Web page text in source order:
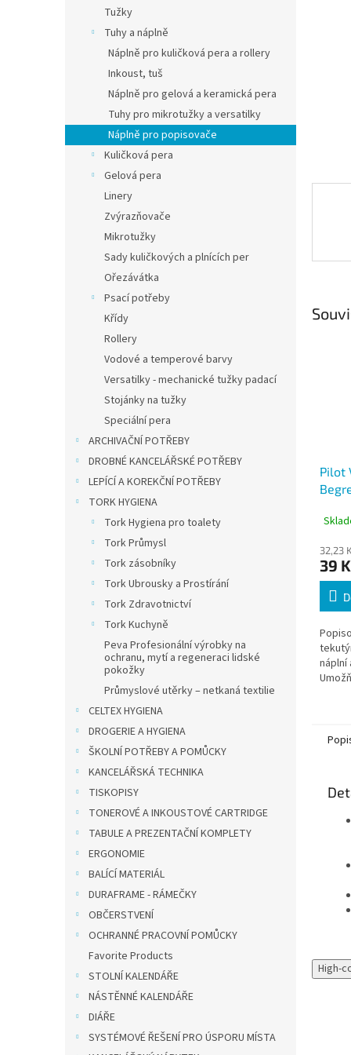
Tužky
Tuhy a náplně
Náplně pro kuličková pera a rollery
Inkoust, tuš
Náplně pro gelová a keramická pera
Tuhy pro mikrotužky a versatilky
Náplně pro popisovače
Kuličková pera
Gelová pera
Linery
Zvýrazňovače
Mikrotužky
Sady kuličkových a plnících per
Ořezávátka
Psací potřeby
Křídy
Rollery
Vodové a temperové barvy
Versatilky - mechanické tužky padací
Stojánky na tužky
Speciální pera
ARCHIVAČNÍ POTŘEBY
DROBNÉ KANCELÁŘSKÉ POTŘEBY
LEPÍCÍ A KOREKČNÍ POTŘEBY
TORK HYGIENA
Tork Hygiena pro toalety
Tork Průmysl
Tork zásobníky
Tork Ubrousky a Prostírání
Tork Zdravotnictví
Tork Kuchyně
Peva Profesionální výrobky na
ochranu, mytí a regeneraci lidské
pokožky
Průmyslové utěrky – netkaná textilie
CELTEX HYGIENA
DROGERIE A HYGIENA
ŠKOLNÍ POTŘEBY A POMŮCKY
KANCELÁŘSKÁ TECHNIKA
TISKOPISY
TONEROVÉ A INKOUSTOVÉ CARTRIDGE
TABULE A PREZENTAČNÍ KOMPLETY
ERGONOMIE
BALÍCÍ MATERIÁL
DURAFRAME - RÁMEČKY
OBČERSTVENÍ
OCHRANNÉ PRACOVNÍ POMŮCKY
Favorite Products
STOLNÍ KALENDÁŘE
NÁSTĚNNÉ KALENDÁŘE
DIÁŘE
SYSTÉMOVÉ ŘEŠENÍ PRO ÚSPORU MÍSTA
Pilot
mm
32,23
39
náplní
High-